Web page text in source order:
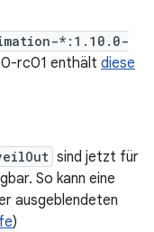
*:1.10.0-
rc01 enthält diese
sind jetzt für
So kann eine
ausgeblendeten
)